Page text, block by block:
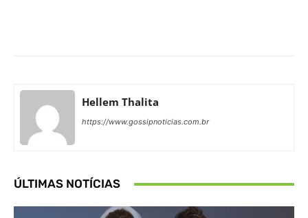
Hellem Thalita
https://www.gossipnoticias.com.br
ÚLTIMAS NOTÍCIAS